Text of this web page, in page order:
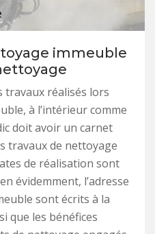
immeuble
travaux réalisés lors
à l’intérieur comme
doit avoir un carnet
travaux de nettoyage
de réalisation sont
évidemment, l’adresse
sont écrits à la
que les bénéfices